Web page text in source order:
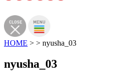
HOME > > nyusha_03
nyusha_03